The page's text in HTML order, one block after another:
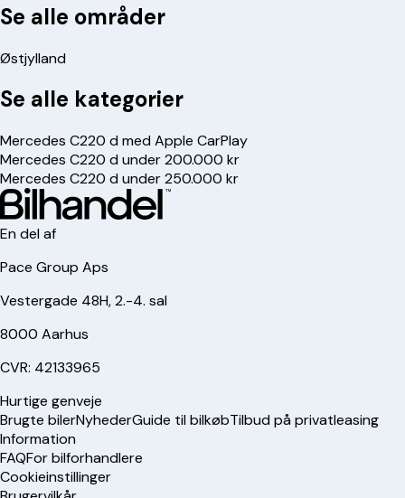
Se alle områder
Østjylland
Se alle kategorier
Mercedes C220 d med Apple CarPlay
Mercedes C220 d under 200.000 kr
Mercedes C220 d under 250.000 kr
En del af
Pace Group Aps
Vestergade 48H, 2.-4. sal
8000 Aarhus
CVR: 42133965
Hurtige genveje
Brugte bilerNyhederGuide til bilkøbTilbud på privatleasing
Information
FAQFor bilforhandlere
Cookieinstillinger